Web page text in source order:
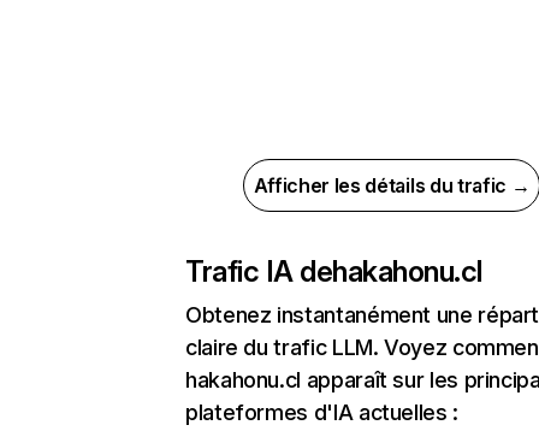
Afficher les détails du trafic →
Trafic IA dehakahonu.cl
Obtenez instantanément une
claire du trafic LLM. Voyez
hakahonu.cl apparaît sur les
plateformes d'IA actuelles :